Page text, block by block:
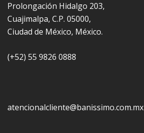
Prolongación Hidalgo 203,
Cuajimalpa, C.P. 05000,
Ciudad de México, México.
(+52) 55 9826 0888
atencionalcliente@banissimo.com.mx